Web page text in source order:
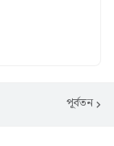
পূর্বতন